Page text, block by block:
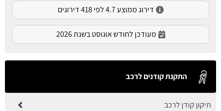
דירוג ממוצע 4.7 לפי 418 דירוגים
מעודכן לחודש אוגוסט בשנת 2026
התקנת קודנים לרכב
תיקון קודן לרכב